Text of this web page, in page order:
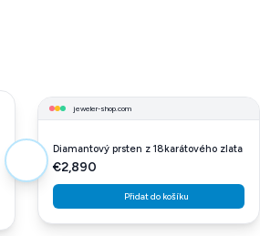
jeweler-shop.com
Diamantový prsten z 18karátového zlata
€2,890
Přidat do košíku